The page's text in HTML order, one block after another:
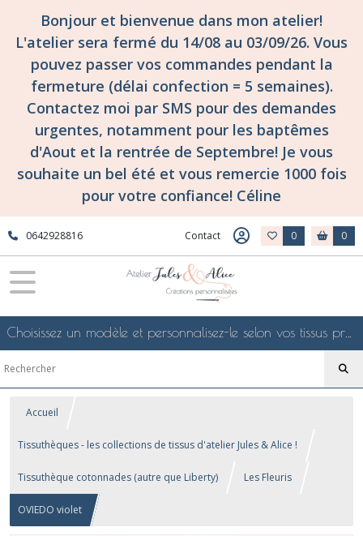
Bonjour et bienvenue dans mon atelier!
L'atelier sera fermé du 14/08 au 03/09/26. Vous
pouvez passer vos commandes pendant la
fermeture (délai confection = 5 semaines).
Contactez moi par SMS pour des demandes
urgentes, notamment pour les baptêmes
d'Aout et la rentrée de Septembre! Je vous
souhaite un bel été et vous remercie 1000 fois
pour votre confiance! Céline
0642928816 Contact 0 0
Choisissez un modèle et personnalisez-le selon vos tissus préférés de mes collections en ligne, je le confectionnerai selon vos souhaits
Accueil
Tissuthèques - les collections de tissus d'atelier Jules & Alice !
Tissuthèque cotonnades (autre que Liberty) Les Fleuris
OVIEDO violet